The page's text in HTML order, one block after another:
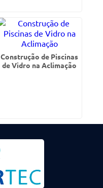
Construção de Piscinas
de Vidro na Aclimação